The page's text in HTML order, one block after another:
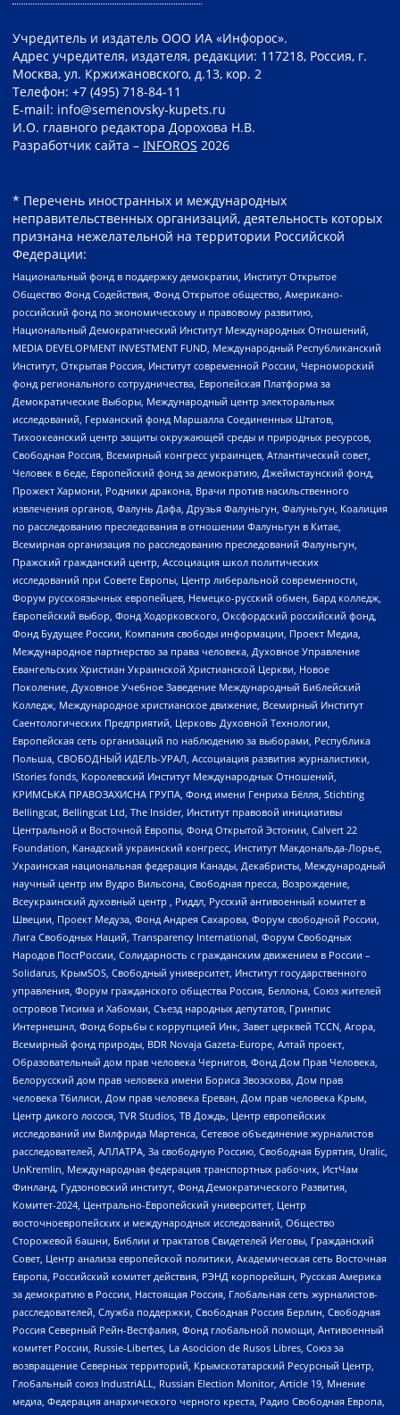
Учредитель и издатель ООО ИА «Инфорос».
Адрес учредителя, издателя, редакции: 117218, Россия, г.
Москва, ул. Кржижановского, д.13, кор. 2
Телефон: +7 (495) 718-84-11
E-mail: info@semenovsky-kupets.ru
И.О. главного редактора Дорохова Н.В.
Разработчик сайта – INFOROS 2026
* Перечень иностранных и международных
неправительственных организаций, деятельность которых
признана нежелательной на территории Российской
Федерации:
Национальный фонд в поддержку демократии, Институт Открытое
Общество Фонд Содействия, Фонд Открытое общество, Американо-
российский фонд по экономическому и правовому развитию,
Национальный Демократический Институт Международных Отношений,
MEDIA DEVELOPMENT INVESTMENT FUND, Международный Республиканский
Институт, Открытая Россия, Институт современной России, Черноморский
фонд регионального сотрудничества, Европейская Платформа за
Демократические Выборы, Международный центр электоральных
исследований, Германский фонд Маршалла Соединенных Штатов,
Тихоокеанский центр защиты окружающей среды и природных ресурсов,
Свободная Россия, Всемирный конгресс украинцев, Атлантический совет,
Человек в беде, Европейский фонд за демократию, Джеймстаунский фонд,
Прожект Хармони, Родники дракона, Врачи против насильственного
извлечения органов, Фалунь Дафа, Друзья Фалуньгун, Фалуньгун, Коалиция
по расследованию преследования в отношении Фалуньгун в Китае,
Всемирная организация по расследованию преследований Фалуньгун,
Пражский гражданский центр, Ассоциация школ политических
исследований при Совете Европы, Центр либеральной современности,
Форум русскоязычных европейцев, Немецко-русский обмен, Бард колледж,
Европейский выбор, Фонд Ходорковского, Оксфордский российский фонд,
Фонд Будущее России, Компания свободы информации, Проект Медиа,
Международное партнерство за права человека, Духовное Управление
Евангельских Христиан Украинской Христианской Церкви, Новое
Поколение, Духовное Учебное Заведение Международный Библейский
Колледж, Международное христианское движение, Всемирный Институт
Саентологических Предприятий, Церковь Духовной Технологии,
Европейская сеть организаций по наблюдению за выборами, Республика
Польша, СВОБОДНЫЙ ИДЕЛЬ-УРАЛ, Ассоциация развития журналистики,
IStories fonds, Королевский Институт Международных Отношений,
КРИМСЬКА ПРАВОЗАХИСНА ГРУПА, Фонд имени Генриха Бёлля, Stichting
Bellingcat, Bellingcat Ltd, The Insider, Институт правовой инициативы
Центральной и Восточной Европы, Фонд Открытой Эстонии, Calvert 22
Foundation, Канадский украинский конгресс, Институт Макдональда-Лорье,
Украинская национальная федерация Канады, Декабристы, Международный
научный центр им Вудро Вильсона, Свободная пресса, Возрождение,
Всеукраинский духовный центр , Риддл, Русский антивоенный комитет в
Швеции, Проект Медуза, Фонд Андрея Сахарова, Форум свободной России,
Лига Свободных Наций, Transparеncy International, Форум Свободных
Народов ПостРоссии, Солидарность с гражданским движением в России –
Solidarus, КрымSOS, Свободный университет, Институт государственного
управления, Форум гражданского общества Россия, Беллона, Союз жителей
островов Тисима и Хабомаи, Съезд народных депутатов, Гринпис
Интернешнл, Фонд борьбы с коррупцией Инк, Завет церквей TCCN, Агора,
Всемирный фонд природы, BDR Novaja Gazeta-Europe, Алтай проект,
Образовательный дом прав человека Чернигов, Фонд Дом Прав Человека,
Белорусский дом прав человека имени Бориса Звозскова, Дом прав
человека Тбилиси, Дом прав человека Ереван, Дом прав человека Крым,
Центр дикого лосося, TVR Studios, ТВ Дождь, Центр европейских
исследований им Вилфрида Мартенса, Сетевое объединение журналистов
расследователей, АЛЛАТРА, За свободную Россию, Свободная Бурятия, Uralic,
UnKremlin, Международная федерация транспортных рабочих, ИстЧам
Финланд, Гудзоновский институт, Фонд Демократического Развития,
Комитет-2024, Центрально-Европейский университет, Центр
восточноевропейских и международных исследований, Общество
Сторожевой башни, Библии и трактатов Свидетелей Иеговы, Гражданский
Совет, Центр анализа европейской политики, Академическая сеть Восточная
Европа, Российский комитет действия, РЭНД корпорейшн, Русская Америка
за демократию в России, Настоящая Россия, Глобальная сеть журналистов-
расследователей, Служба поддержки, Свободная Россия Берлин, Свободная
Россия Северный Рейн-Вестфалия, Фонд глобальной помощи, Антивоенный
комитет России, Russie-Libertes, La Asocicion de Rusos Libres, Союз за
возвращение Северных территорий, Крымскотатарский Ресурсный Центр,
Глобальный союз IndustriALL, Russian Election Monitor, Article 19, Мнение
медиа, Федерация анархического черного креста, Радио Свободная Европа,